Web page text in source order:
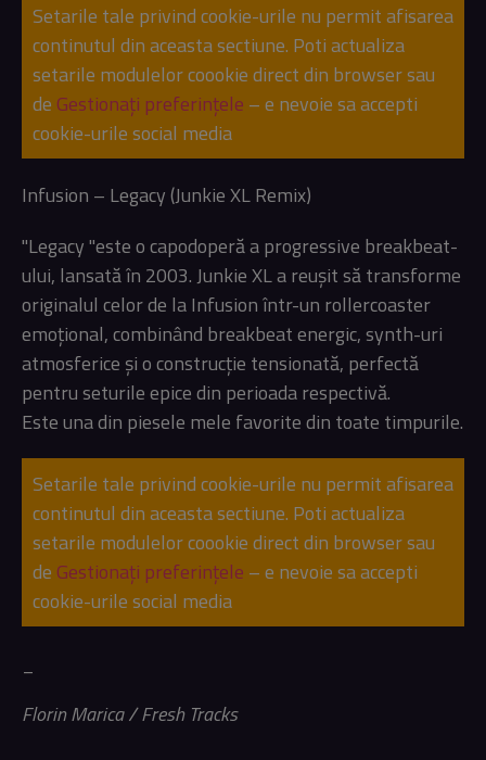
Setarile tale privind cookie-urile nu permit afisarea
continutul din aceasta sectiune. Poti actualiza
setarile modulelor coookie direct din browser sau
de Gestionați preferințele – e nevoie sa accepti
cookie-urile social media
Infusion – Legacy (Junkie XL Remix)
"Legacy "este o capodoperă a progressive breakbeat-
ului, lansată în 2003. Junkie XL a reușit să transforme
originalul celor de la Infusion într-un rollercoaster
emoțional, combinând breakbeat energic, synth-uri
atmosferice și o construcție tensionată, perfectă
pentru seturile epice din perioada respectivă.
Este una din piesele mele favorite din toate timpurile.
Setarile tale privind cookie-urile nu permit afisarea
continutul din aceasta sectiune. Poti actualiza
setarile modulelor coookie direct din browser sau
de Gestionați preferințele – e nevoie sa accepti
cookie-urile social media
Florin Marica / Fresh Tracks